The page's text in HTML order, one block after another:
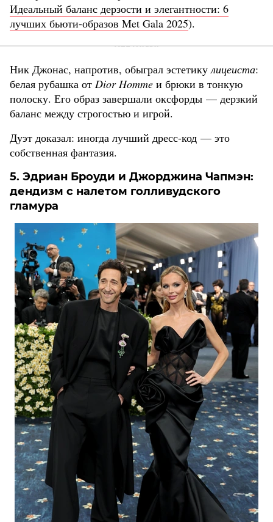
Идеальный баланс дерзости и элегантности: 6
лучших бьюти-образов Met Gala 2025).
Ник Джонас, напротив, обыграл эстетикулицеиста:
белая рубашка от Dior Homme и брюки в тонкую
полоску. Его образ завершали оксфорды — дерзкий
баланс между строгостью и игрой.
Дуэт доказал: иногда лучший дресс-код — это
собственная фантазия.
5. Эдриан Броуди и Джорджина Чапмэн:
дендизм с налетом голливудского
гламура